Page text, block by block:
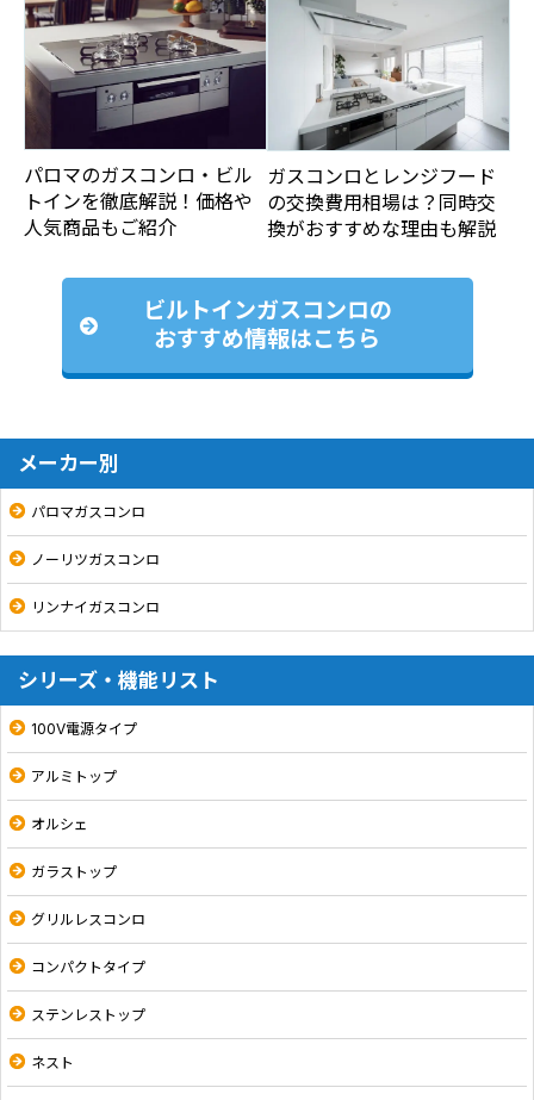
パロマのガスコンロ・ビル
トインを徹底解説！価格や
人気商品もご紹介
ガスコンロとレンジフード
の交換費用相場は？同時交
換がおすすめな理由も解説
ビルトインガスコンロの
おすすめ情報はこちら
メーカー別
パロマガスコンロ
ノーリツガスコンロ
リンナイガスコンロ
シリーズ・機能リスト
100V電源タイプ
アルミトップ
オルシェ
ガラストップ
グリルレスコンロ
コンパクトタイプ
ステンレストップ
ネスト